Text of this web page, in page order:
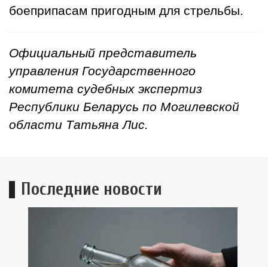
боеприпасам пригодным для стрельбы.
Официальный представитель
управления Государственного
комитета судебных экспертиз
Республики Беларусь по Могилевской
области Татьяна Лис.
Последние новости